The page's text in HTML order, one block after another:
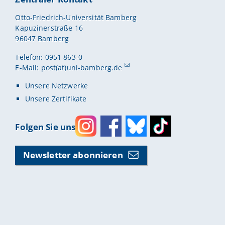
Otto-Friedrich-Universität Bamberg
Kapuzinerstraße 16
96047 Bamberg
Telefon: 0951 863-0
E-Mail: post(at)uni-bamberg.de
Unsere Netzwerke
Unsere Zertifikate
Folgen Sie uns
InstagramFacebook
Bluesky
Newsletter abonnieren